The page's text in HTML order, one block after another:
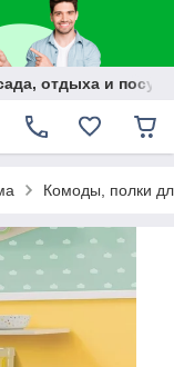
отдыха и
Комоды, полки